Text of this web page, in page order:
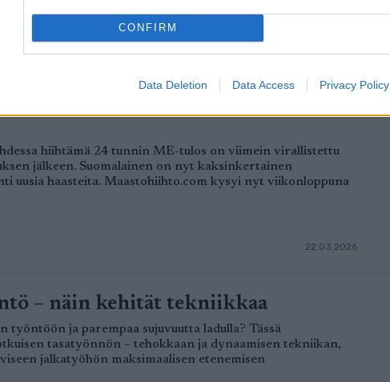
CONFIRM
Data Deletion Data Access Privacy Policy
Guinnessin
kahden vuoden odotus päättyi ja
hiihtämä 24 tunnin ME-tulos on viimein virallistettu
jälkeen. Suomalainen on nyt kaksinkertainen
uusia haasteita. Maastohiihto.com kysyi nyt viikonloppuna
22.03.2026
– näin kehität tekniikkaa
työntöön ja parempaa sujuvuutta ladulla? Tässä
tasatyönnön – tehokkaan ja dynaamisen tekniikan,
jalkatyöhön maksimaalisen etenemisen